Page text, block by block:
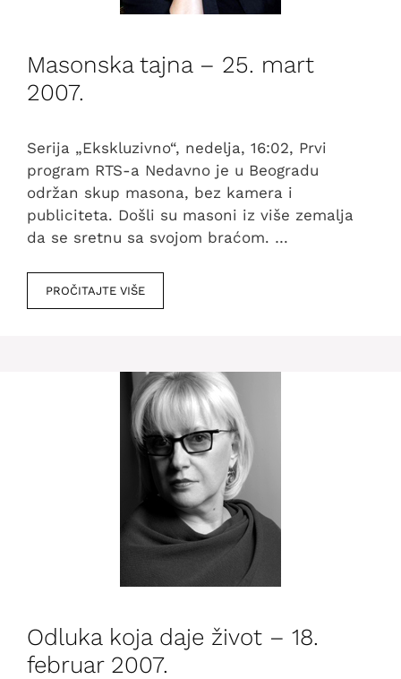
Masonska tajna – 25. mart
2007.
Serija „Ekskluzivno“, nedelja, 16:02, Prvi
program RTS-a Nedavno je u Beogradu
održan skup masona, bez kamera i
publiciteta. Došli su masoni iz više zemalja
da se sretnu sa svojom braćom. …
PROČITAJTE VIŠE
Odluka koja daje život – 18.
februar 2007.